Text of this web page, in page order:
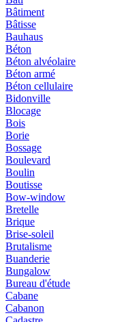
Bâtiment
Bâtisse
Bauhaus
Béton
Béton alvéolaire
Béton armé
Béton cellulaire
Bidonville
Blocage
Bois
Borie
Bossage
Boulevard
Boulin
Boutisse
Bow-window
Bretelle
Brique
Brise-soleil
Brutalisme
Buanderie
Bungalow
Bureau d'étude
Cabane
Cabanon